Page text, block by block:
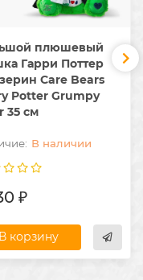
плюшевый
Гарри Поттер
Care Bears
Potter Grumpy
35 см
В наличии
₽
В корзину